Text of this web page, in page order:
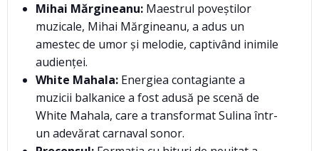
Mihai Mărgineanu: Maestrul poveștilor
muzicale, Mihai Mărgineanu, a adus un
amestec de umor și melodie, captivând inimile
audienței.
White Mahala: Energiea contagiante a
muzicii balkanice a fost adusă pe scenă de
White Mahala, care a transformat Sulina într-
un adevărat carnaval sonor.